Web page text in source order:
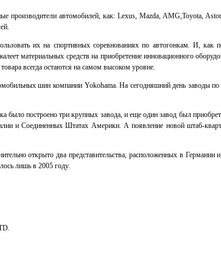
производители автомобилей, как: Lexus, Mazda, AMG,Toyota,
их на спортивных соревнованиях по автогонкам. И,
материальных средств на приобретение инновационного
всегда остаются на самом высоком уровне.
шин компании Yokohama. На сегодняшний день заводы
было построено три крупных завода, и еще один завод был
и Соединенных Штатах Америки. А появление новой штаб-
открыто два представительства, расположенных в
лишь в 2005 году.